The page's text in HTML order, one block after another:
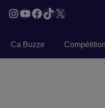
Instagram
YouTube
Facebook
TikTok
X
Ca Buzze